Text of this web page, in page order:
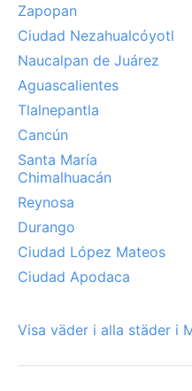
Zapopan
Ciudad Nezahualcóyotl
Naucalpan de Juárez
Aguascalientes
Tlalnepantla
Cancún
Santa María
Chimalhuacán
Reynosa
Durango
Ciudad López Mateos
Ciudad Apodaca
Visa väder i alla städer i